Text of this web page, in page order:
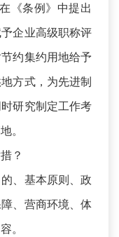
《条例》中提出
企业高级职称评
约集约用地给予
方式，为先进制
研究制定工作考
。
？
、基本原则、政
、营商环境、体
。